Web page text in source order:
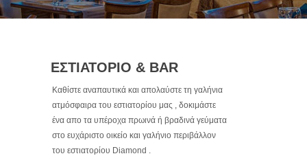
ΕΣΤΙΑΤΟΡΙΟ & BAR
Καθίστε αναπαυτικά και απολαύστε τη γαλήνια
ατμόσφαιρα του εστιατορίου μας , δοκιμάστε
ένα απο τα υπέροχα πρωινά ή βραδινά γεύματα
στο ευχάριστο οικείο και γαλήνιο περιβάλλον
του εστιατορίου Diamond .